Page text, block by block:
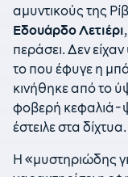
αμυντικούς της
Εδουάρδο Λετιέρι
περάσει. Δεν
το που έφυγε η
κινήθηκε από το
φοβερή κεφαλιά-
έστειλε στα δίχτυα.
Η «μυστηριώδης